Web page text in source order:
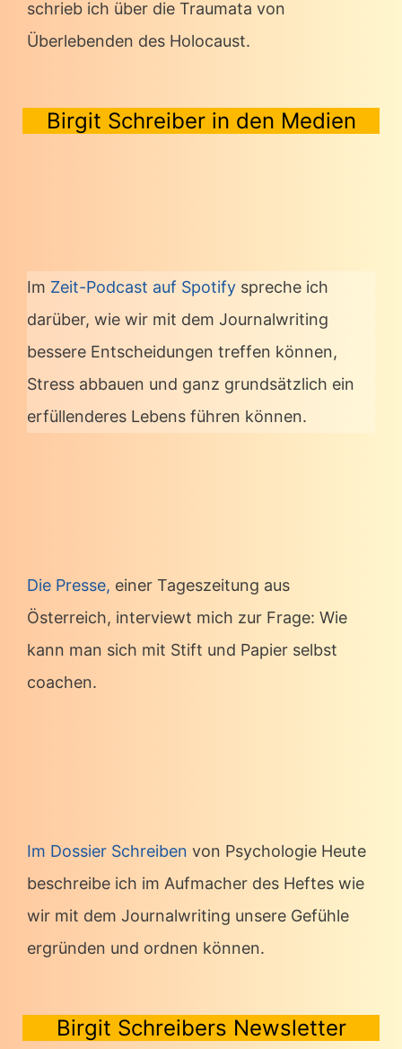
schrieb ich über die Traumata von
Überlebenden des Holocaust.
Birgit Schreiber in den Medien
Im Zeit-Podcast auf Spotify spreche ich
darüber, wie wir mit dem Journalwriting
bessere Entscheidungen treffen können,
Stress abbauen und ganz grundsätzlich ein
erfüllenderes Lebens führen können.
Die Presse, einer Tageszeitung aus
Österreich, interviewt mich zur Frage: Wie
kann man sich mit Stift und Papier selbst
coachen.
Im Dossier Schreiben von Psychologie Heute
beschreibe ich im Aufmacher des Heftes wie
wir mit dem Journalwriting unsere Gefühle
ergründen und ordnen können.
Birgit Schreibers Newsletter